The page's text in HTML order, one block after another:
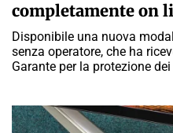
completamente on
Disponibile una nuova
senza operatore, che ha
Garante per la protezione